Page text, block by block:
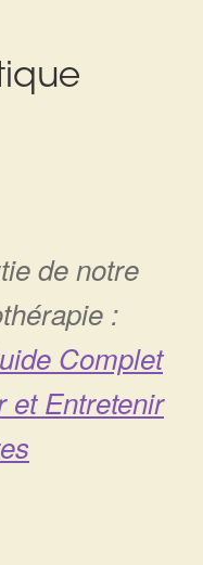
de notre
:
Complet
et Entretenir